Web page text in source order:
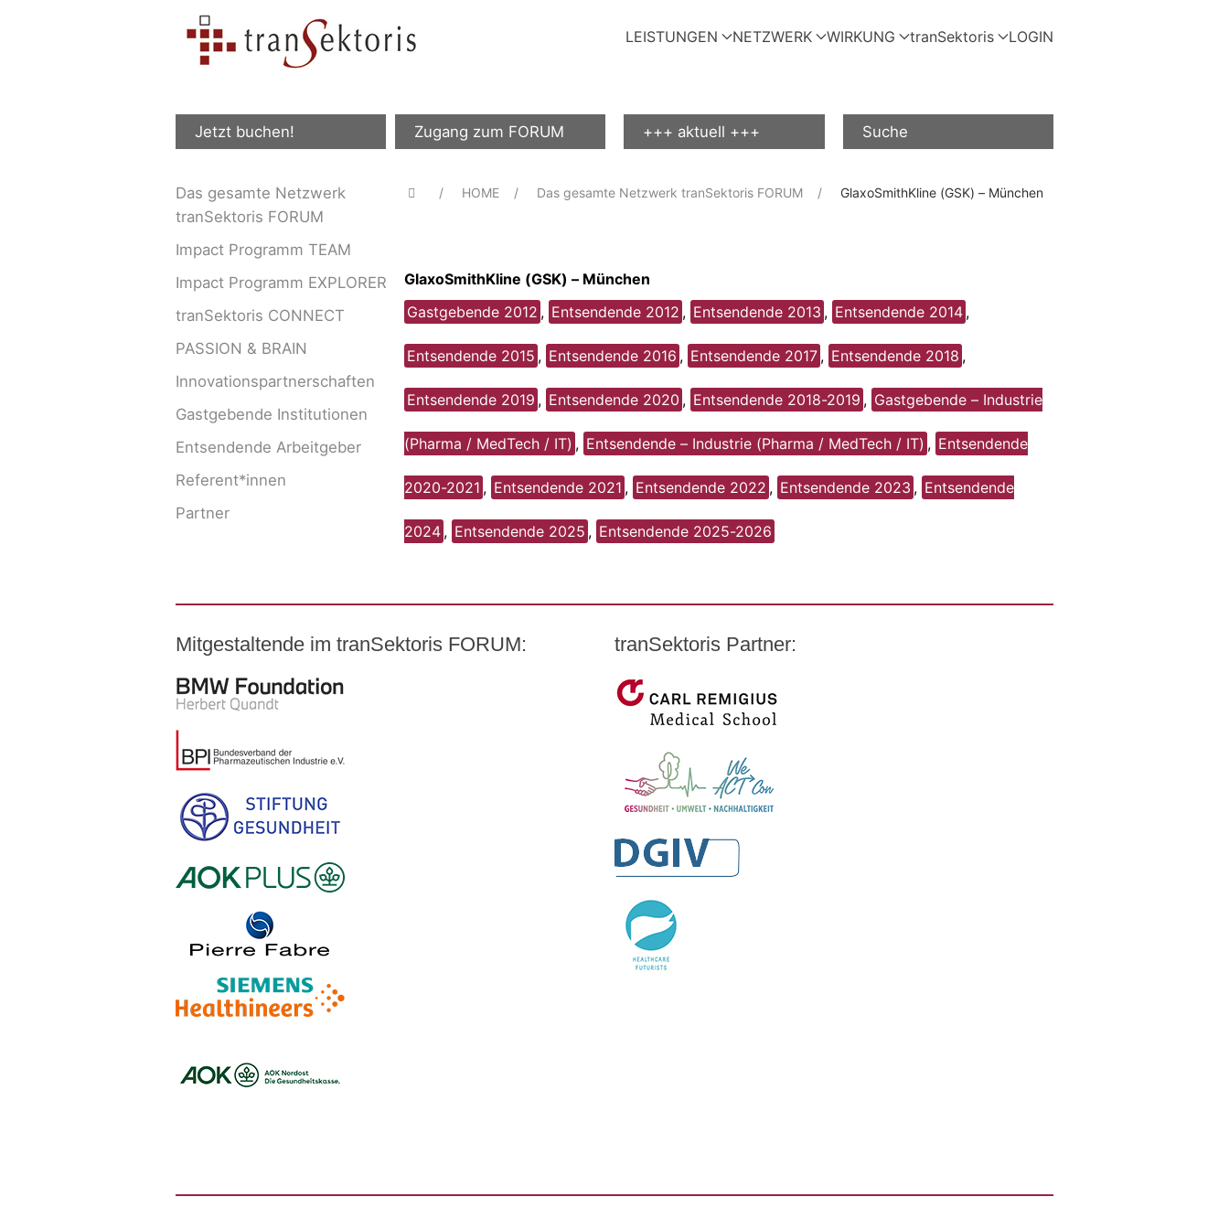
LEISTUNGEN NETZWERK WIRKUNG tranSektoris LOGIN
Jetzt buchen! Zugang zum FORUM +++ aktuell +++ Suche
Das gesamte Netzwerk
tranSektoris FORUM
Impact Programm TEAM
Impact Programm EXPLORER
tranSektoris CONNECT
PASSION & BRAIN
Innovationspartnerschaften
Gastgebende Institutionen
Entsendende Arbeitgeber
Referent*innen
Partner
HOME Das gesamte Netzwerk tranSektoris FORUM GlaxoSmithKline (GSK) – München
GlaxoSmithKline (GSK) – München
Gastgebende 2012 , Entsendende 2012 , Entsendende 2013 , Entsendende 2014 ,
Entsendende 2015 , Entsendende 2016 , Entsendende 2017 , Entsendende 2018 ,
Entsendende 2019 , Entsendende 2020 , Entsendende 2018-2019 , Gastgebende – Industrie
(Pharma / MedTech / IT) , Entsendende – Industrie (Pharma / MedTech / IT) , Entsendende
2020-2021 , Entsendende 2021 , Entsendende 2022 , Entsendende 2023 , Entsendende
2024 , Entsendende 2025 , Entsendende 2025-2026
Mitgestaltende im tranSektoris FORUM:
Logo – BMW Foundation Herbert Quandt
Logo – BDI Bundesverband der Pharmazeutischen Industrie e. V. (BPI)
Logo – Stiftung Gesundheit
Logo – AOK PLUS
Logo – Pierre Fabre Pharma
Logo – Siemens Healthineers
Logo – AOK NORDOEST
tranSektoris Partner:
Carl Remigius Medical School
WeACT Con
DGIV
HealthCare Futurists